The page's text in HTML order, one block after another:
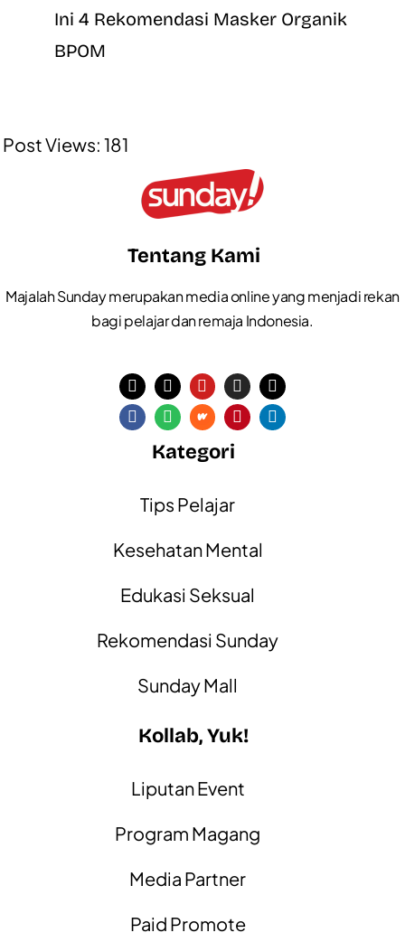
Ini 4 Rekomendasi Masker Organik
BPOM
Post Views: 181
Tentang Kami
Majalah Sunday merupakan media online yang menjadi rekan
bagi pelajar dan remaja Indonesia.
Kategori
Tips Pelajar
Kesehatan Mental
Edukasi Seksual
Rekomendasi Sunday
Sunday Mall
Kollab, Yuk!
Liputan Event
Program Magang
Media Partner
Paid Promote